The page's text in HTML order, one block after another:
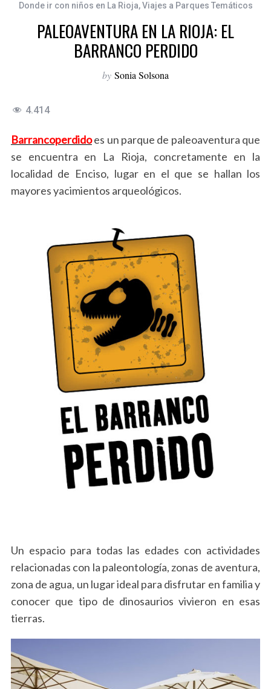
Donde ir con niños en La Rioja,Viajes a Parques Temáticos
PALEOAVENTURA EN LA RIOJA: EL
BARRANCO PERDIDO
by Sonia Solsona
4.414
Barrancoperdidoes un parque de paleoaventura que
se encuentra en La Rioja, concretamente en la
localidad de Enciso, lugar en el que se hallan los
mayores yacimientos arqueológicos.
Un espacio para todas las edades con actividades
relacionadas con la paleontología, zonas de aventura,
zona de agua, un lugar ideal para disfrutar en familia y
conocer que tipo de dinosaurios vivieron en esas
tierras.